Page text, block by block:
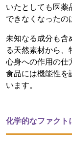
いたとしても医薬
できなくなったの
未知なる成分も含
る天然素材から、
心身への作用の仕
食品には機能性を
います。
化学的なファクト